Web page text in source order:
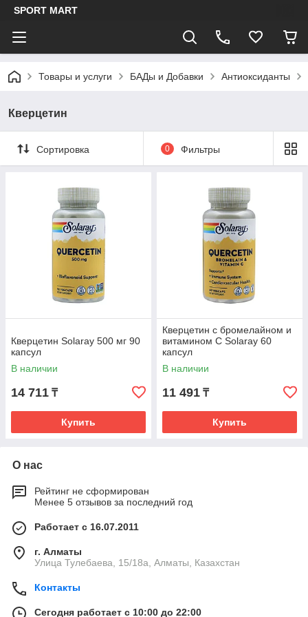
SPORT MART
Товары и услуги БАДы и Добавки Антиоксиданты
Кверцетин
Сортировка 0 Фильтры
Кверцетин Solaray 500 мг 90
капсул
В наличии
14 711 ₸
Купить
Кверцетин с бромелайном и
витамином C Solaray 60
капсул
В наличии
11 491 ₸
Купить
О нас
Рейтинг не сформирован
Менее 5 отзывов за последний год
Работает с 16.07.2011
г. Алматы
Улица Тулебаева, 15/18а, Алматы, Казахстан
Контакты
Сегодня работает с 10:00 до 22:00